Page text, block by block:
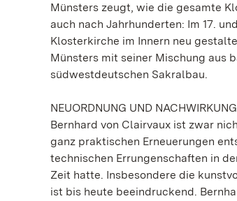
Münsters zeugt, wie die gesamte
auch nach Jahrhunderten: Im 17.
Klosterkirche im Innern neu
Münsters mit seiner Mischung aus
südwestdeutschen Sakralbau.
NEUORDNUNG UND NACHWIRKUNG
Bernhard von Clairvaux ist zwar
ganz praktischen Erneuerungen
technischen Errungenschaften in
Zeit hatte. Insbesondere die
ist bis heute beeindruckend.